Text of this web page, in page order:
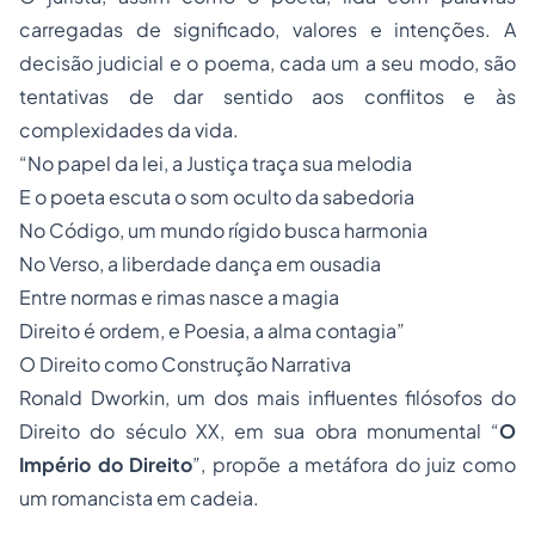
carregadas de significado, valores e intenções. A
decisão judicial e o poema, cada um a seu modo, são
tentativas de dar sentido aos conflitos e às
complexidades da vida.
“No papel da lei, a Justiça traça sua melodia
E o poeta escuta o som oculto da sabedoria
No Código, um mundo rígido busca harmonia
No Verso, a liberdade dança em ousadia
Entre normas e rimas nasce a magia
Direito é ordem, e Poesia, a alma contagia”
O Direito como Construção Narrativa
Ronald Dworkin, um dos mais influentes filósofos do
Direito do século XX, em sua obra monumental “O
Império do Direito”, propõe a metáfora do juiz como
um romancista em cadeia.